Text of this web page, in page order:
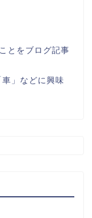
とをブログ記事
」などに興味